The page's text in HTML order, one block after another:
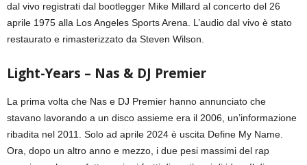
dal vivo registrati dal bootlegger Mike Millard al concerto del 26
aprile 1975 alla Los Angeles Sports Arena. L’audio dal vivo è stato
restaurato e rimasterizzato da Steven Wilson.
Light-Years – Nas & DJ Premier
La prima volta che Nas e DJ Premier hanno annunciato che
stavano lavorando a un disco assieme era il 2006, un’informazione
ribadita nel 2011. Solo ad aprile 2024 è uscita Define My Name.
Ora, dopo un altro anno e mezzo, i due pesi massimi del rap